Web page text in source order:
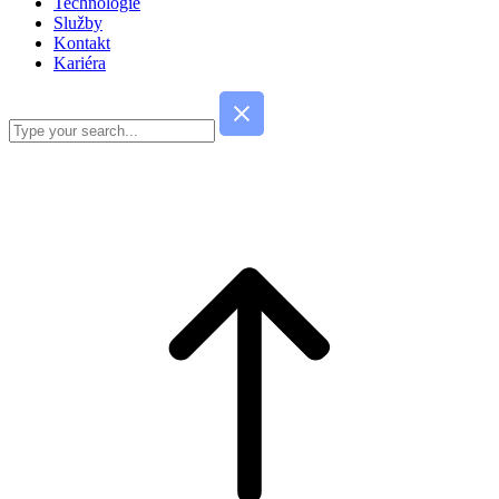
Služby
Kontakt
Kariéra